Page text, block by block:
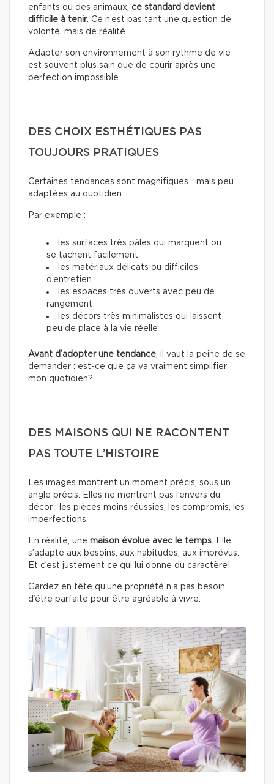
enfants ou des animaux, ce standard devient
difficile à tenir. Ce n’est pas tant une question de
volonté, mais de réalité.
Adapter son environnement à son rythme de vie
est souvent plus sain que de courir après une
perfection impossible.
DES CHOIX ESTHÉTIQUES PAS
TOUJOURS PRATIQUES
Certaines tendances sont magnifiques… mais peu
adaptées au quotidien.
Par exemple :
les surfaces très pâles qui marquent ou
se tachent facilement
les matériaux délicats ou difficiles
d’entretien
les espaces très ouverts avec peu de
rangement
les décors très minimalistes qui laissent
peu de place à la vie réelle
Avant d’adopter une tendance , il vaut la peine de se
demander : est-ce que ça va vraiment simplifier
mon quotidien?
DES MAISONS QUI NE RACONTENT
PAS TOUTE L’HISTOIRE
Les images montrent un moment précis, sous un
angle précis. Elles ne montrent pas l’envers du
décor : les pièces moins réussies, les compromis, les
imperfections.
En réalité, une maison évolue avec le temps . Elle
s’adapte aux besoins, aux habitudes, aux imprévus.
Et c’est justement ce qui lui donne du caractère!
Gardez en tête qu’une propriété n’a pas besoin
d’être parfaite pour être agréable à vivre.